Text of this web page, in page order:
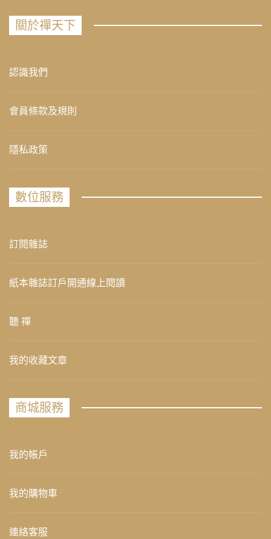
關於禪天下
認識我們
會員條款及規則
隱私政策
數位服務
訂閱雜誌
紙本雜誌訂戶開通線上閱讀
聽 禪
我的收藏文章
商城服務
我的帳戶
我的購物車
連絡客服